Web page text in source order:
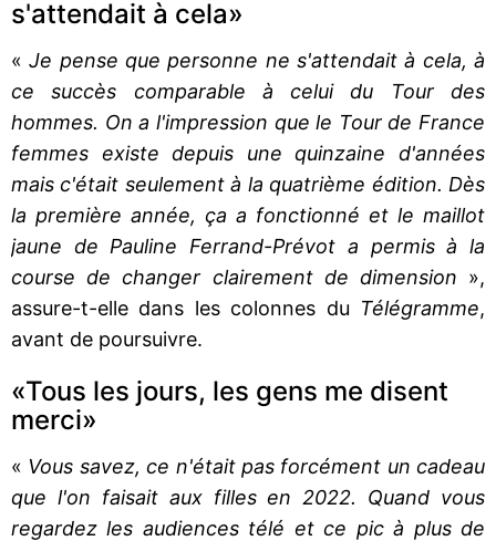
s'attendait à cela»
«Je pense que personne ne s'attendait à cela, à
ce succès comparable à celui du Tour des
hommes. On a l'impression que le Tour de France
femmes existe depuis une quinzaine d'années
mais c'était seulement à la quatrième édition. Dès
la première année, ça a fonctionné et le maillot
jaune de Pauline Ferrand-Prévot a permis à la
course de changer clairement de dimension »,
assure-t-elle dans les colonnes du Télégramme,
avant de poursuivre.
«Tous les jours, les gens me disent
merci»
« Vous savez, ce n'était pas forcément un cadeau
que l'on faisait aux filles en 2022. Quand vous
regardez les audiences télé et ce pic à plus de